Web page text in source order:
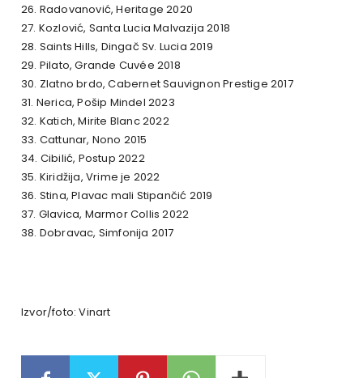
26. Radovanović, Heritage 2020
27. Kozlović, Santa Lucia Malvazija 2018
28. Saints Hills, Dingač Sv. Lucia 2019
29. Pilato, Grande Cuvée 2018
30. Zlatno brdo, Cabernet Sauvignon Prestige 2017
31. Nerica, Pošip Mindel 2023
32. Katich, Mirite Blanc 2022
33. Cattunar, Nono 2015
34. Cibilić, Postup 2022
35. Kiridžija, Vrime je 2022
36. Stina, Plavac mali Stipančić 2019
37. Glavica, Marmor Collis 2022
38. Dobravac, Simfonija 2017
Izvor/foto: Vinart